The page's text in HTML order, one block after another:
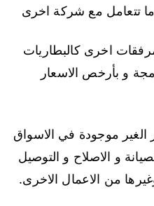
تتعامل مع شركة اخرى
مرفقات اخرى كالبطاريات
و بأرخص الاسعار
الغير موجودة في الاسواق
و الاصلاح و التوصيل
من الاعمال الاخرى.